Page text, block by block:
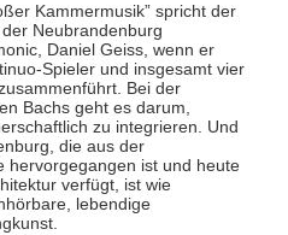
Kammermusik” spricht der
Neubrandenburg
Daniel Geiss, wenn er
Spieler und insgesamt vier
Bei der
Bachs geht es darum,
zu integrieren. Und
die aus der
hervorgegangen ist und heute
verfügt, ist wie
lebendige